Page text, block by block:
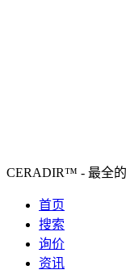
CERADIR™ - 最全
首页
搜索
询价
资讯